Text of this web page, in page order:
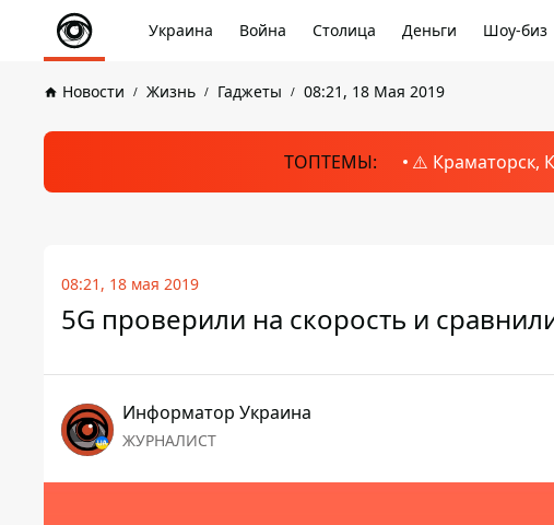
Украина Война Столица Деньги Шоу-биз
Новости Жизнь Гаджеты 08:21, 18 Мая 2019
ТОПТЕМЫ: ⚠️ Краматорск,
08:21, 18 мая 2019
5G проверили на скорость и
Информатор Украина
ЖУРНАЛИСТ